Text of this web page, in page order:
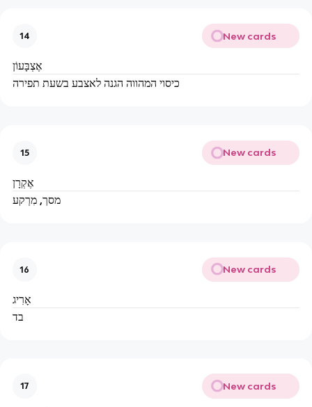
14 New cards
אֶצְבָּעוֹן
כיסוי המהווה הגנה לאצבע בשעת תפירה
15 New cards
אֶקְרָן
מסך, מִרְקע
16 New cards
אָרִיג
בד
17 New cards